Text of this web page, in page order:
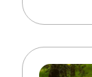
Lue